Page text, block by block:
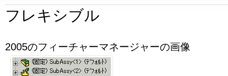
フレキシブル
2005のフィーチャーマネージャーの画像